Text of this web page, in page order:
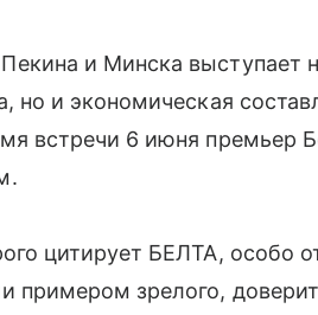
и Минска выступает
но и экономическая
встречи 6 июня премьер
цитирует БЕЛТА, особо
примером зрелого,